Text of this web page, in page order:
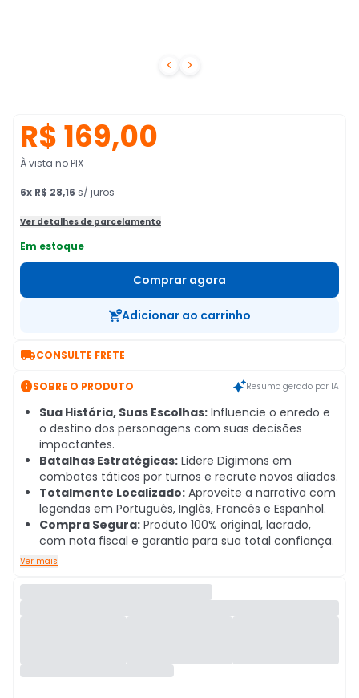
 
R$ 169,00
À vista no PIX
6x R$ 28,16 s/ juros
Ver detalhes de parcelamento
Em estoque
Comprar agora
Adicionar ao carrinho
CONSULTE FRETE
SOBRE O PRODUTO Resumo gerado por IA
Sua História, Suas Escolhas: Influencie o enredo e
o destino dos personagens com suas decisões
impactantes.
Batalhas Estratégicas: Lidere Digimons em
combates táticos por turnos e recrute novos aliados.
Totalmente Localizado: Aproveite a narrativa com
legendas em Português, Inglês, Francês e Espanhol.
Compra Segura: Produto 100% original, lacrado,
com nota fiscal e garantia para sua total confiança.
Ver mais